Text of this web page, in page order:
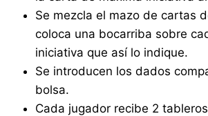
Se mezcla el mazo de cartas
coloca una bocarriba sobre
iniciativa que así lo indique.
Se introducen los dados
bolsa.
Cada jugador recibe 2